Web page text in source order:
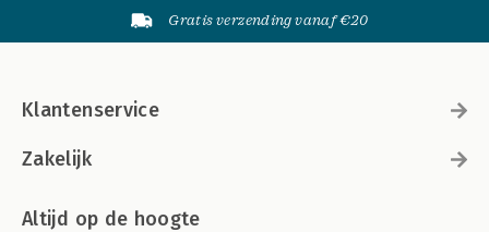
Gratis verzending vanaf €20
Klantenservice
Zakelijk
Altijd op de hoogte